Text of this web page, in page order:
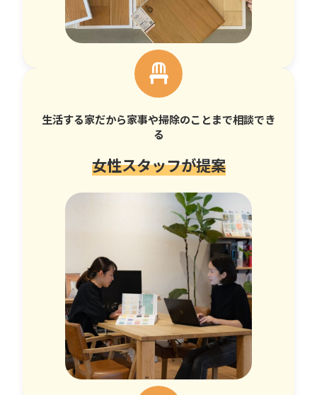
生活する家だから家事や掃除のことまで相談でき
る
女性スタッフが提案